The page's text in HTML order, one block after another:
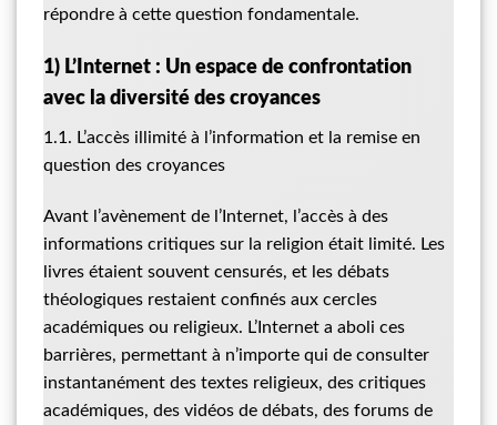
répondre à cette question fondamentale.
1) L’Internet : Un espace de confrontation
avec la diversité des croyances
1.1. L’accès illimité à l’information et la remise en
question des croyances
Avant l’avènement de l’Internet, l’accès à des
informations critiques sur la religion était limité. Les
livres étaient souvent censurés, et les débats
théologiques restaient confinés aux cercles
académiques ou religieux. L’Internet a aboli ces
barrières, permettant à n’importe qui de consulter
instantanément des textes religieux, des critiques
académiques, des vidéos de débats, des forums de